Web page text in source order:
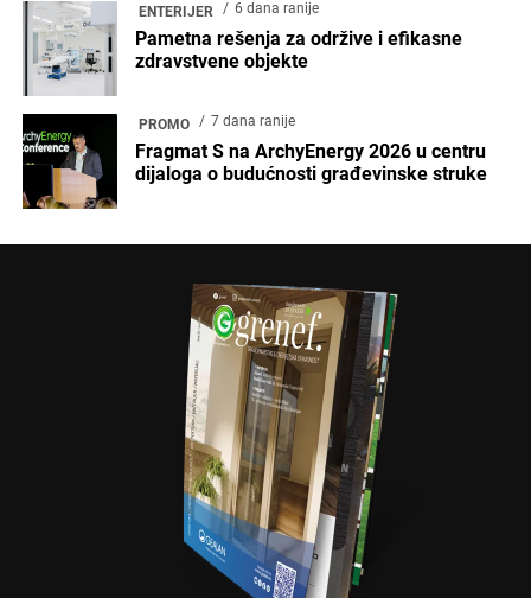
ENTERIJER 6 dana ranije
Pametna rešenja za održive i efikasne
zdravstvene objekte
PROMO 7 dana ranije
Fragmat S na ArchyEnergy 2026 u centru
dijaloga o budućnosti građevinske struke